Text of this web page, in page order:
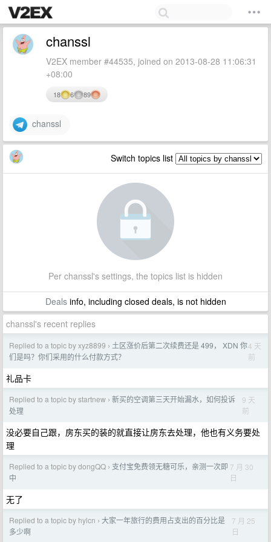
chanssl
V2EX member #44535, joined on 2013-08-28 11:06:31
+08:00
18 6 89
chanssl
Switch topics list
Per chanssl's settings, the topics list is hidden
Dealsinfo, including closed deals, is not hidden
chanssl's recent replies
Replied to a topic by xyz8899 › 土区涨价后第二次续费还是 499， XDN 你
们是吗？你们采用的什么付款方式？
4 天
前
礼品卡
Replied to a topic by startnew › 新买的空调第三天开始漏水，如何投诉
处理
9 天
前
没必要自己跟，房东买的装的就直接让房东去处理，他也有义务要处
理
Replied to a topic by dongQQ › 支付宝免费领无糖可乐，亲测一次即
中
7 月 30
日
无了
Replied to a topic by hylcn › 大家一年旅行的费用占支出的百分比是
多少啊
7 月 25
日